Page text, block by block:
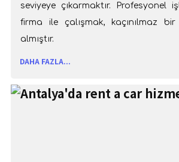
seviyeye çıkarmaktır. Profesyonel
firma ile çalışmak, kaçınılmaz
almıştır.
DAHA FAZLA...